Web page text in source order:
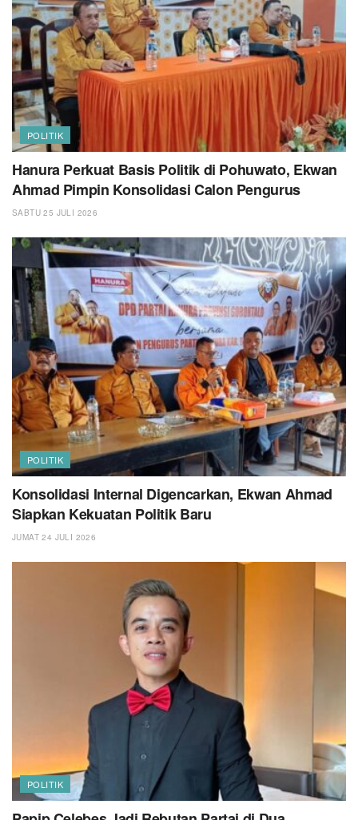
POLITIK
Hanura Perkuat Basis Politik di Pohuwato, Ekwan
Ahmad Pimpin Konsolidasi Calon Pengurus
SABTU 25 JULI 2026
POLITIK
Konsolidasi Internal Digencarkan, Ekwan Ahmad
Siapkan Kekuatan Politik Baru
JUMAT 24 JULI 2026
POLITIK